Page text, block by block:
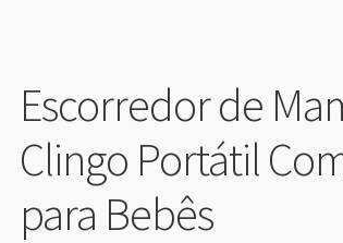
Escorredor de
Clingo Portátil
para Bebês